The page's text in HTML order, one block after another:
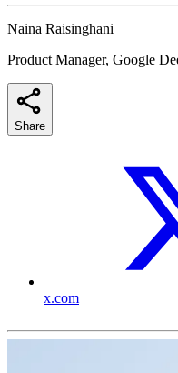
Naina Raisinghani
Product Manager, Google
Share
x.com